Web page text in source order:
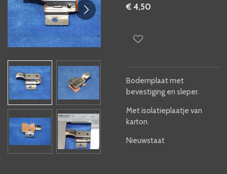
€ 4,50
Bodemplaat met
bevestiging en sleper.
Met isolatieplaatje van
karton.
Nieuwstaat